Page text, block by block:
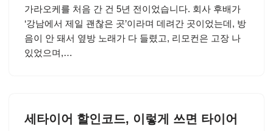
가라오케를 처음 간 건 5년 전이었습니다. 회사 후배가
‘강남에서 제일 괜찮은 곳’이라며 데려간 곳이었는데, 방
음이 안 돼서 옆방 노래가 다 들렸고, 리모컨은 고장 나
있었으며,…
세타이어 할인코드, 이렇게 쓰면 타이어